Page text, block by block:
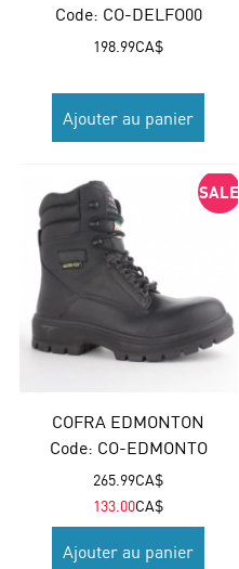
Code: CO-DELFO00
CA$
198.99
Ajouter au panier
SALE
COFRA EDMONTON
Code: CO-EDMONTO
CA$
265.99
CA$
133.00
Ajouter au panier